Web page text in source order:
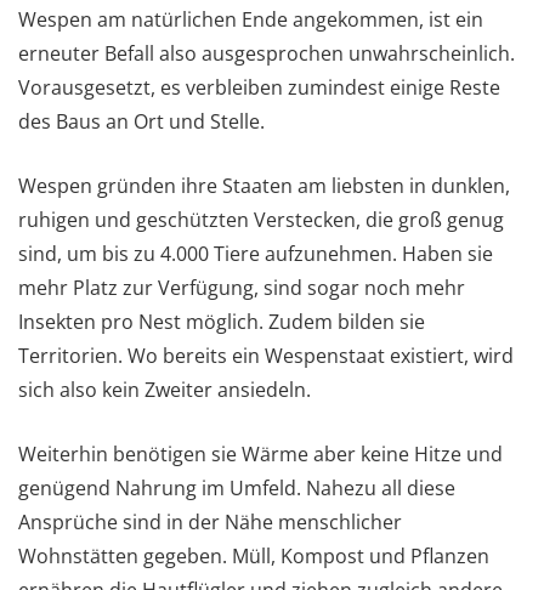
Wespen am natürlichen Ende angekommen, ist ein
erneuter Befall also ausgesprochen unwahrscheinlich.
Vorausgesetzt, es verbleiben zumindest einige Reste
des Baus an Ort und Stelle.
Wespen gründen ihre Staaten am liebsten in dunklen,
ruhigen und geschützten Verstecken, die groß genug
sind, um bis zu 4.000 Tiere aufzunehmen. Haben sie
mehr Platz zur Verfügung, sind sogar noch mehr
Insekten pro Nest möglich. Zudem bilden sie
Territorien. Wo bereits ein Wespenstaat existiert, wird
sich also kein Zweiter ansiedeln.
Weiterhin benötigen sie Wärme aber keine Hitze und
genügend Nahrung im Umfeld. Nahezu all diese
Ansprüche sind in der Nähe menschlicher
Wohnstätten gegeben. Müll, Kompost und Pflanzen